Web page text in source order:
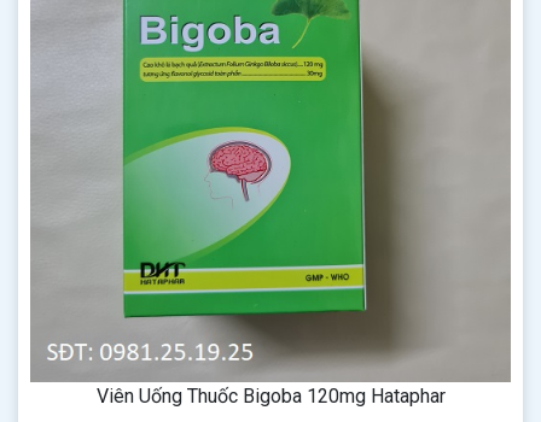
Viên Uống Thuốc Bigoba 120mg Hataphar